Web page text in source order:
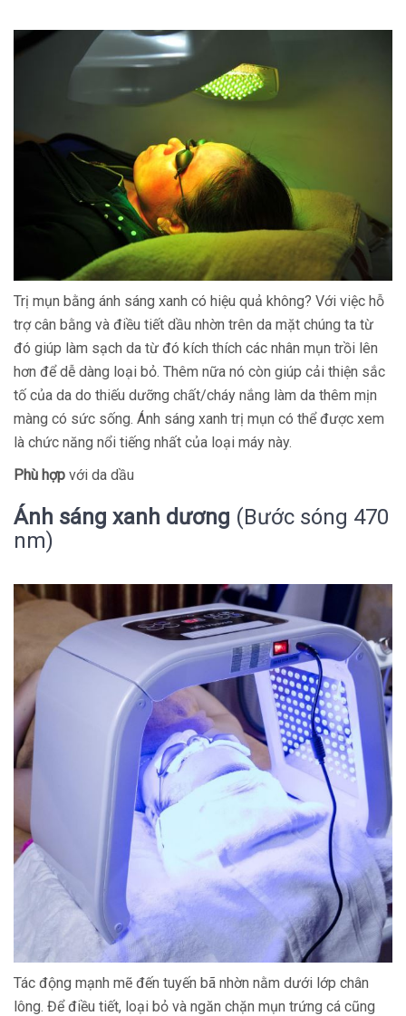
Trị mụn bằng ánh sáng xanh có hiệu quả không? Với việc hỗ
trợ cân bằng và điều tiết dầu nhờn trên da mặt chúng ta từ
đó giúp làm sạch da từ đó kích thích các nhân mụn trồi lên
hơn để dễ dàng loại bỏ. Thêm nữa nó còn giúp cải thiện sắc
tố của da do thiếu dưỡng chất/cháy nắng làm da thêm mịn
màng có sức sống. Ánh sáng xanh trị mụn có thể được xem
là chức năng nổi tiếng nhất của loại máy này.
Phù hợp với da dầu
Ánh sáng xanh dương (Bước sóng 470
nm)
Tác động mạnh mẽ đến tuyến bã nhờn nằm dưới lớp chân
lông. Để điều tiết, loại bỏ và ngăn chặn mụn trứng cá cũng